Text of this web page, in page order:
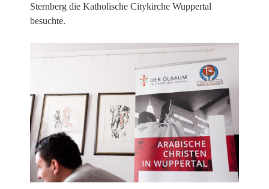
Sternberg die Katholische Citykirche Wuppertal
besuchte.